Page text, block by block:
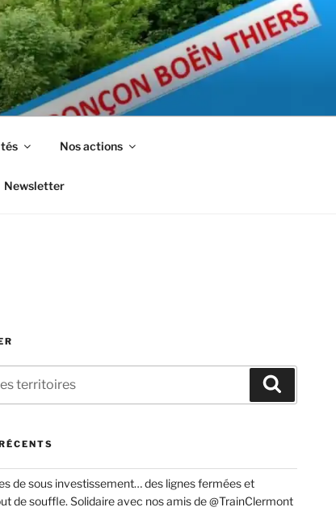
Nos actions
Newsletter
de sous investissement… des lignes fermées et
de souffle. Solidaire avec nos amis de @TrainClermont